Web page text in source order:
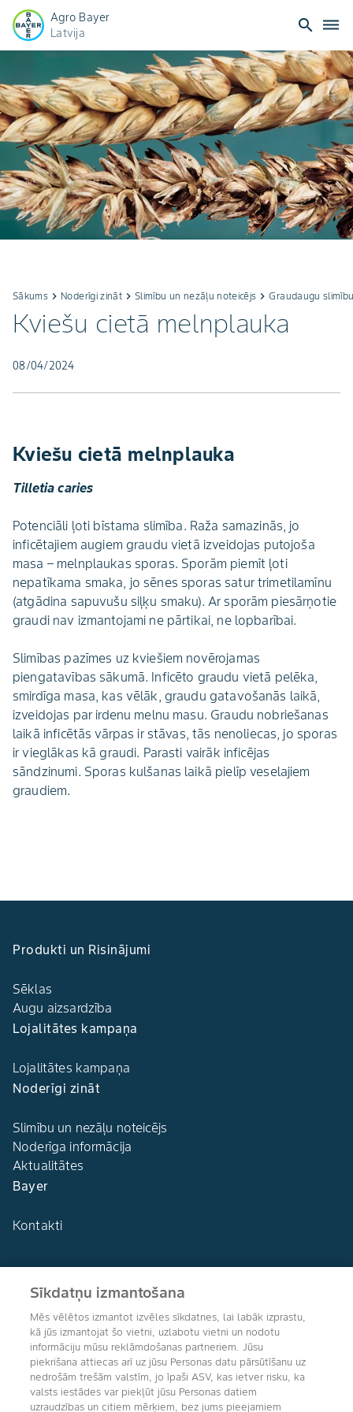
Agro Bayer
Latvija
search dehaze
Sākums keyboard_arrow_right Noderīgi zināt keyboard_arrow_rightSlimību un nezāļu noteicējs keyboard_arrow_rightGraudaugu
Kviešu cietā melnplauka
08/04/2024
Kviešu cietā melnplauka
Tilletia caries
Potenciāli ļoti bīstama slimība. Raža samazinās, jo
inficētajiem augiem graudu vietā izveidojas putojoša
masa – melnplaukas sporas. Sporām piemīt ļoti
nepatīkama smaka, jo sēnes sporas satur trimetilamīnu
(atgādina sapuvušu siļķu smaku). Ar sporām piesārņotie
graudi nav izmantojami ne pārtikai, ne lopbarībai.
Slimības pazīmes uz kviešiem novērojamas
piengatavības sākumā. Inficēto graudu vietā pelēka,
smirdīga masa, kas vēlāk, graudu gatavošanās laikā,
izveidojas par irdenu melnu masu. Graudu nobriešanas
laikā inficētās vārpas ir stāvas, tās nenoliecas, jo sporas
ir vieglākas kā graudi. Parasti vairāk inficējas
sāndzinumi. Sporas kulšanas laikā pielīp veselajiem
graudiem.
Produkti un Risinājumi
Sēklas
Augu aizsardzība
Lojalitātes kampaņa
Lojalitātes kampaņa
Noderīgi zināt
Slimību un nezāļu noteicējs
Noderīga informācija
Aktualitātes
Bayer
Kontakti
Latvija
Sekojiet mums
Sīkdatņu izmantošana
Mēs vēlētos izmantot izvēles sīkdatnes, lai labāk izprastu,
kā jūs izmantojat šo vietni, uzlabotu vietni un nodotu
informāciju mūsu reklāmdošanas partneriem. Jūsu
piekrišana attiecas arī uz jūsu Personas datu pārsūtīšanu uz
nedrošām trešām valstīm, jo īpaši ASV, kas ietver risku, ka
valsts iestādes var piekļūt jūsu Personas datiem
uzraudzības un citiem mērķiem, bez jums pieejamiem